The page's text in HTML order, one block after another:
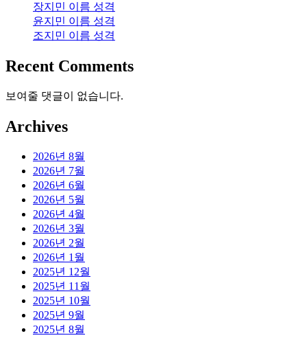
장지민 이름 성격
윤지민 이름 성격
조지민 이름 성격
Recent Comments
보여줄 댓글이 없습니다.
Archives
2026년 8월
2026년 7월
2026년 6월
2026년 5월
2026년 4월
2026년 3월
2026년 2월
2026년 1월
2025년 12월
2025년 11월
2025년 10월
2025년 9월
2025년 8월